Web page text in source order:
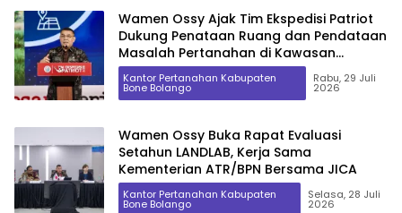
Wamen Ossy Ajak Tim Ekspedisi Patriot
Dukung Penataan Ruang dan Pendataan
Masalah Pertanahan di Kawasan
Transmigrasi
Kantor Pertanahan Kabupaten
Bone Bolango
Rabu, 29 Juli
2026
Wamen Ossy Buka Rapat Evaluasi
Setahun LANDLAB, Kerja Sama
Kementerian ATR/BPN Bersama JICA
Kantor Pertanahan Kabupaten
Bone Bolango
Selasa, 28 Juli
2026